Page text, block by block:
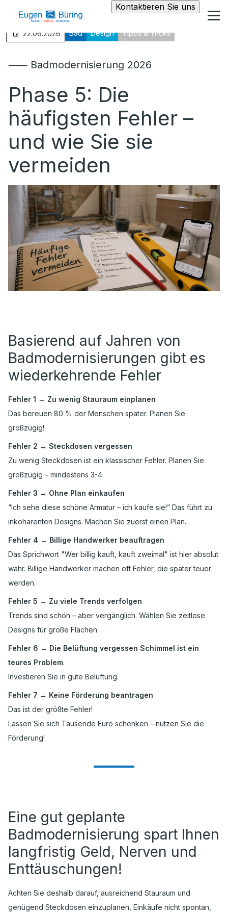
Kontaktieren Sie uns
22.06.2026 Bad Design Tipps & Tricks
⸺ Badmodernisierung 2026
Phase 5: Die
häufigsten Fehler –
und wie Sie sie
vermeiden
Basierend auf Jahren von
Badmodernisierungen gibt es
wiederkehrende Fehler
Fehler 1 → Zu wenig Stauraum einplanen
Das bereuen 80 % der Menschen später. Planen Sie
großzügig!
Fehler 2 → Steckdosen vergessen
Zu wenig Steckdosen ist ein klassischer Fehler. Planen Sie
großzügig – mindestens 3-4.
Fehler 3 → Ohne Plan einkaufen
“Ich sehe diese schöne Armatur – ich kaufe sie!” Das führt zu
inkohärenten Designs. Machen Sie zuerst einen Plan.
Fehler 4 → Billige Handwerker beauftragen
Das Sprichwort "Wer billig kauft, kauft zweimal" ist hier absolut
wahr. Billige Handwerker machen oft Fehler, die später teuer
werden.
Fehler 5 → Zu viele Trends verfolgen
Trends sind schön – aber vergänglich. Wählen Sie zeitlose
Designs für große Flächen.
Fehler 6 → Die Belüftung vergessen Schimmel ist ein
teures Problem.
Investieren Sie in gute Belüftung.
Fehler 7 → Keine Förderung beantragen
Das ist der größte Fehler!
Lassen Sie sich Tausende Euro schenken – nutzen Sie die
Förderung!
Eine gut geplante
Badmodernisierung spart Ihnen
langfristig Geld, Nerven und
Enttäuschungen!
Achten Sie deshalb darauf, ausreichend Stauraum und
genügend Steckdosen einzuplanen, Einkäufe nicht spontan,